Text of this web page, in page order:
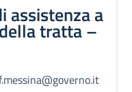
assistenza a
tratta –